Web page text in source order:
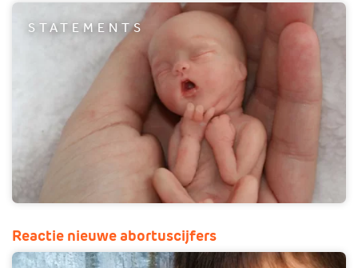
STATEMENTS
Reactie nieuwe abortuscijfers